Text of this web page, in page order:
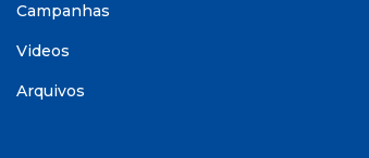
Campanhas
Videos
Arquivos